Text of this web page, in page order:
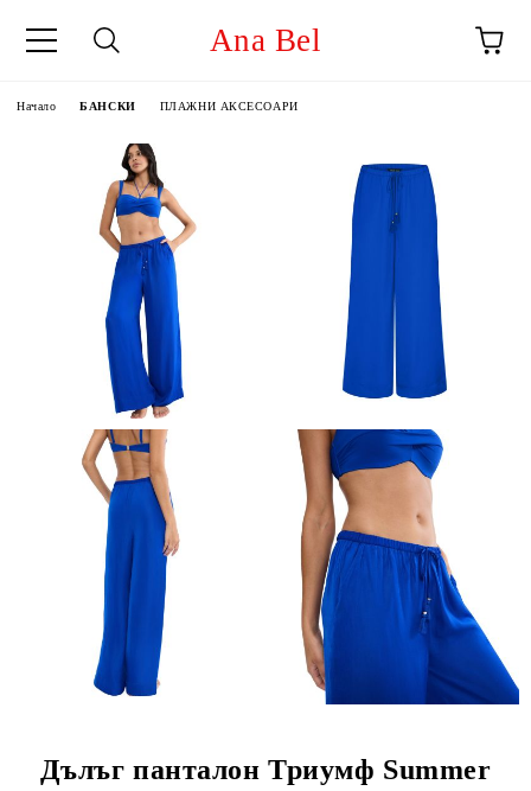
Ana Bel
Начало БАНСКИ ПЛАЖНИ АКСЕСОАРИ
Дълъг панталон Триумф Summer